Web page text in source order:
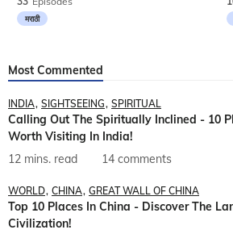
मराठी
Most Commented
INDIA SIGHTSEEING SPIRITUAL
Calling Out The Spiritually Inclined - 10
Worth Visiting In India!
12 mins. read
14 comments
WORLD CHINA GREAT WALL OF CHINA
Top 10 Places In China - Discover The
Civilization!